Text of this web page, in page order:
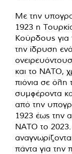
Με την
1923 η
Κούρδους για
την ίδρυση
και το ΝΑΤΟ,
πιόνια σε όλη
συμφέροντα
από την
1923 έως την
ΝΑΤΟ το
πάντα για την